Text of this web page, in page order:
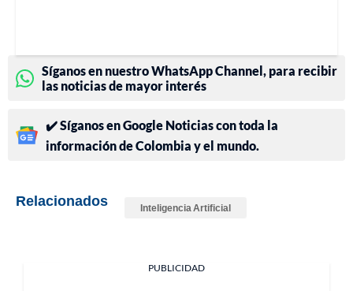
Síganos en nuestro WhatsApp Channel, para recibir
las noticias de mayor interés
✔️ Síganos en Google Noticias con toda la
información de Colombia y el mundo.
Relacionados Inteligencia Artificial
PUBLICIDAD